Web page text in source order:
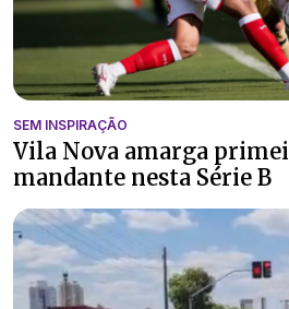
SEM INSPIRAÇÃO
Vila Nova amarga
mandante nesta Série B